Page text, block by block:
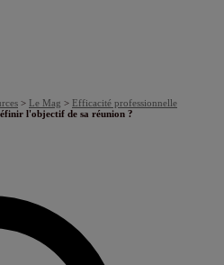
> Le Mag > Efficacité professionnelle
l'objectif de sa réunion ?